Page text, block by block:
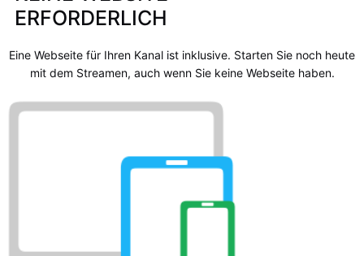
ERFORDERLICH
Eine Webseite für Ihren Kanal ist inklusive. Starten Sie noch heute
mit dem Streamen, auch wenn Sie keine Webseite haben.